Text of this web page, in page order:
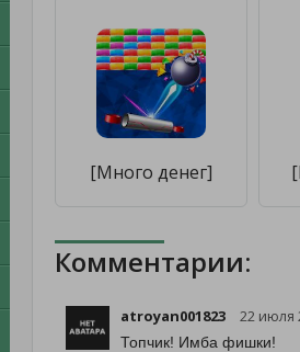
[Много денег]
Комментарии:
atroyan001823 22 июля
Топчик! Имба фишки!